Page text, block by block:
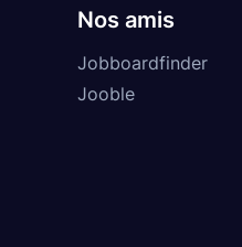
Nos amis
Jobboardfinder
Jooble